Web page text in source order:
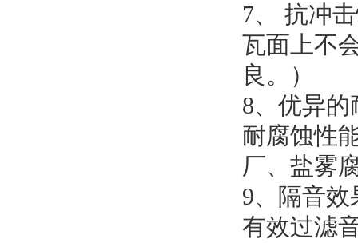
7、 抗冲
瓦面上不
良。）
8、优异
耐腐蚀性
厂、盐雾
9、隔音
有效过滤